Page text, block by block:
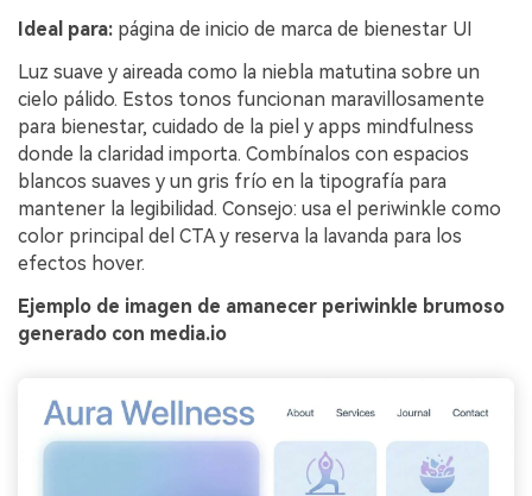
Ideal para: página de inicio de marca de bienestar UI
Luz suave y aireada como la niebla matutina sobre un
cielo pálido. Estos tonos funcionan maravillosamente
para bienestar, cuidado de la piel y apps mindfulness
donde la claridad importa. Combínalos con espacios
blancos suaves y un gris frío en la tipografía para
mantener la legibilidad. Consejo: usa el periwinkle como
color principal del CTA y reserva la lavanda para los
efectos hover.
Ejemplo de imagen de amanecer periwinkle brumoso
generado con media.io